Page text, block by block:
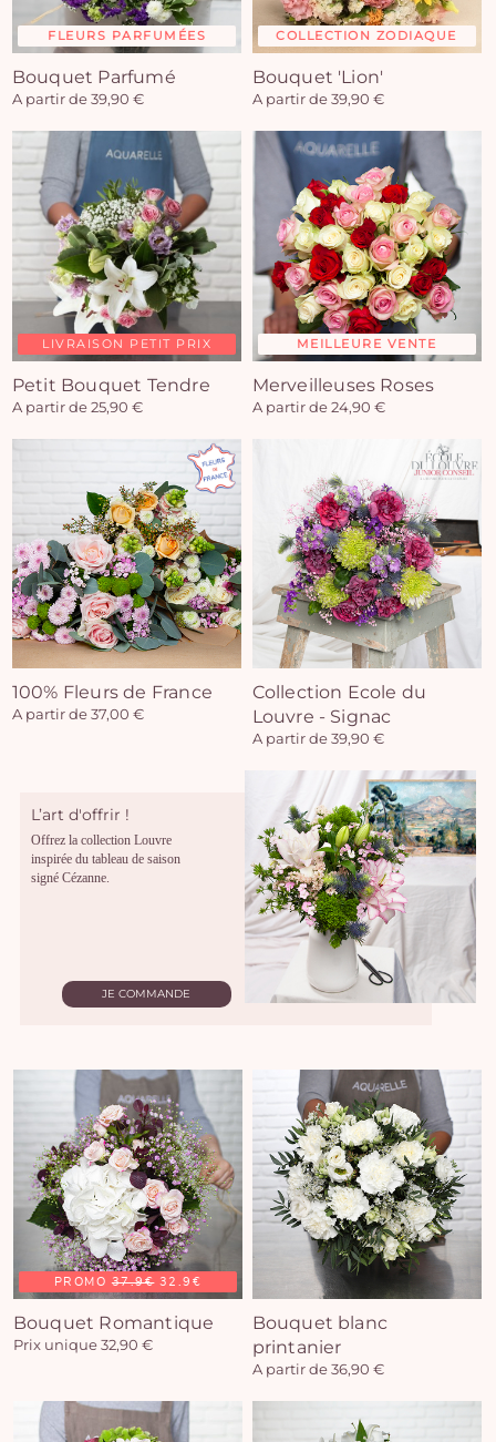
FLEURS PARFUMÉES
Bouquet Parfumé
A partir de 39,90 €
COLLECTION ZODIAQUE
Bouquet 'Lion'
A partir de 39,90 €
LIVRAISON PETIT PRIX
Petit Bouquet Tendre
A partir de 25,90 €
MEILLEURE VENTE
Merveilleuses Roses
A partir de 24,90 €
100% Fleurs de France
A partir de 37,00 €
Collection Ecole du
Louvre - Signac
A partir de 39,90 €
L’art d'offrir !
Offrez la collection Louvre
inspirée du tableau de saison
signé Cézanne.
JE COMMANDE
PROMO 37.9€32.9€
Bouquet Romantique
Prix unique 32,90 €
Bouquet blanc
printanier
A partir de 36,90 €